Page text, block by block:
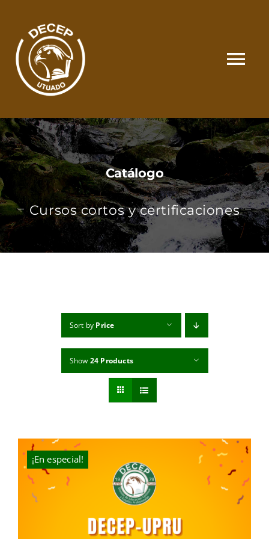
content
SOMOS
CATÁLOGO
MATRÍCULA Y PAGOS
CONTACTO
Catálogo
Cursos cortos y certificaciones
Sort by Price
Show 24 Products
¡En especial!